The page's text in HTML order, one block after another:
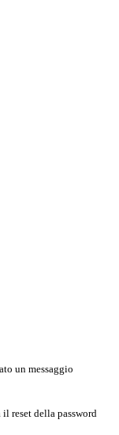
un messaggio
reset della password